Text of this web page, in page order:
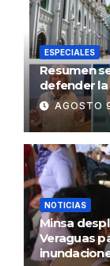
ESPECIALES
Resumen
defender la
NOTICIAS
Minsa
Veraguas